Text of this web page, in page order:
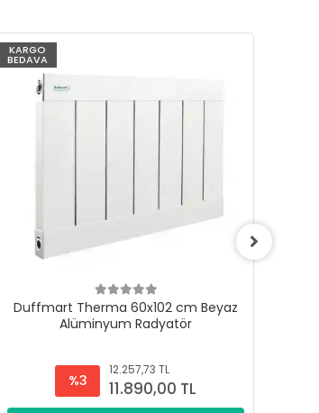
KARGO
BEDAVA
Duffmart Therma 60x102 cm Beyaz
Alüminyum Radyatör
%3
12.257,73 TL
11.890,00 TL